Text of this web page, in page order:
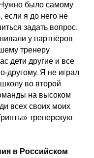
было самому
если я до него не
задать вопрос.
у партнёров
тренеру
дети другие и все
другому. Я не играл
во второй
на высоком
всех своих моих
тренерскую
в Российском